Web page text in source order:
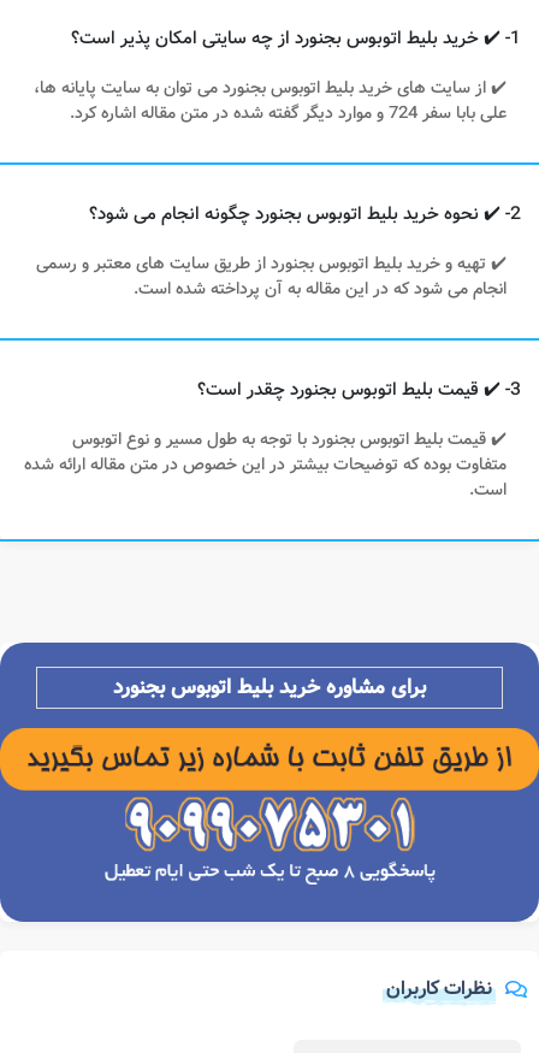
1- ✔️ خرید بلیط اتوبوس بجنورد از چه سایتی امکان پذیر است؟
✔️ از سایت های خرید بلیط اتوبوس بجنورد می توان به سایت پایانه ها،
علی بابا سفر 724 و موارد دیگر گفته شده در متن مقاله اشاره کرد.
2- ✔️ نحوه خرید بلیط اتوبوس بجنورد چگونه انجام می شود؟
✔️ تهیه و خرید بلیط اتوبوس بجنورد از طریق سایت های معتبر و رسمی
انجام می شود که در این مقاله به آن پرداخته شده است.
3- ✔️ قیمت بلیط اتوبوس بجنورد چقدر است؟
✔️ قیمت بلیط اتوبوس بجنورد با توجه به طول مسیر و نوع اتوبوس
متفاوت بوده که توضیحات بیشتر در این خصوص در متن مقاله ارائه شده
است.
برای مشاوره خرید بلیط اتوبوسبجنورد
نظرات کاربران